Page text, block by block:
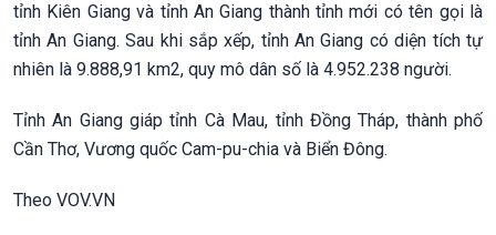
tỉnh Kiên Giang và tỉnh An Giang thành tỉnh mới có tên gọi là
tỉnh An Giang. Sau khi sắp xếp, tỉnh An Giang có diện tích tự
nhiên là 9.888,91 km2, quy mô dân số là 4.952.238 người.
Tỉnh An Giang giáp tỉnh Cà Mau, tỉnh Đồng Tháp, thành phố
Cần Thơ, Vương quốc Cam-pu-chia và Biển Đông.
Theo VOV.VN